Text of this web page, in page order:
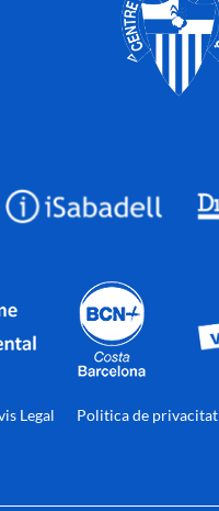
Legal Politica de privacitat